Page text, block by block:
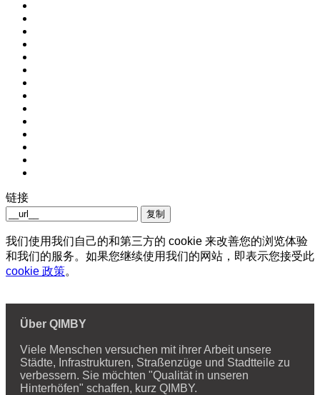
链接
复制
我们使用我们自己的和第三方的 cookie 来改善您的浏览体验
和我们的服务。如果您继续使用我们的网站，即表示您接受此
cookie 政策。
Über QIMBY
Viele Menschen versuchen mit ihrer Arbeit unsere
Städte, Infrastrukturen, Straßenzüge und Stadtteile zu
verbessern. Sie möchten "Qualität in unseren
Hinterhöfen" schaffen, kurz QIMBY.